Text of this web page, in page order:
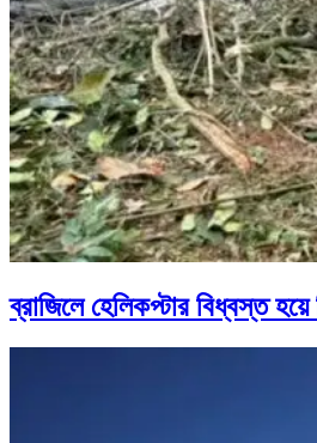
ব্রাজিলে হেলিকপ্টার বিধ্বস্ত